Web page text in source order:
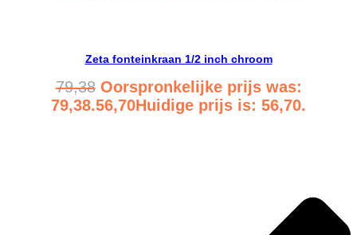
Zeta fonteinkraan 1/2 inch chroom
79,38 Oorspronkelijke prijs was:
79,38.56,70Huidige prijs is: 56,70.